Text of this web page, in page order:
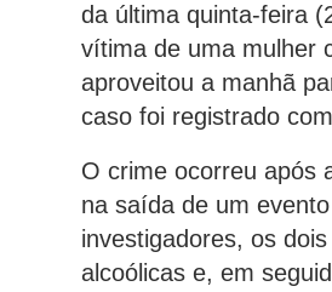
da última quinta-feira
vítima de uma mulher
aproveitou a manhã
caso foi registrado
O crime ocorreu após
na saída de um
investigadores, os
alcoólicas e, em